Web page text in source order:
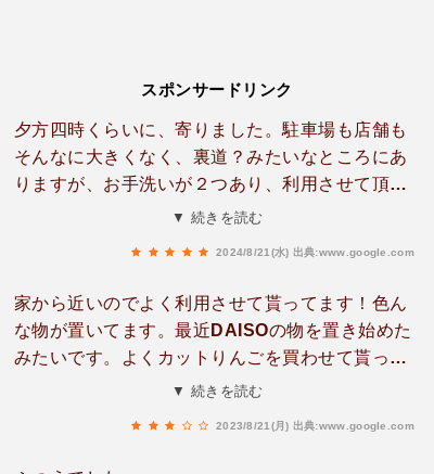
スポンサードリンク
夕方四時くらいに、寄りました。駐車場も店舗も
そんなに大きくなく、裏道？みたいなところにあ
りますが、お手洗いが２つあり、利用させて頂い
たら、とても綺麗でした。入り口付近に、野菜や
て、レジしていただきましたが、一瞬でしてが、
好印象でした。
▼ 続きを読む
2024/8/21(水) 出典:www.google.com
家から近いのでよく利用させて貰ってます！色ん
な物が置いてます。最近DAISOの物を置き始めた
みたいです。よくカットりんごを買わせて貰って
ます。子供のお弁当のおやつにもってこいです。
▼ 続きを読む
2023/8/21(月) 出典:www.google.com